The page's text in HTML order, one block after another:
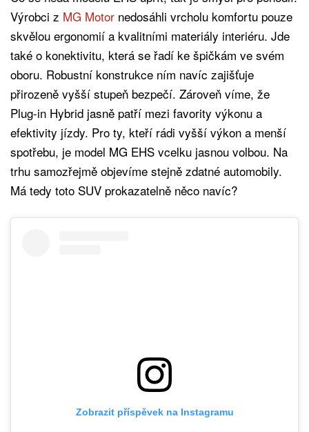
Výrobci z MG Motor nedosáhli vrcholu komfortu pouze
skvělou ergonomií a kvalitními materiály interiéru. Jde
také o konektivitu, která se řadí ke špičkám ve svém
oboru. Robustní konstrukce ním navíc zajišťuje
přirozeně vyšší stupeň bezpečí. Zároveň víme, že
Plug-in Hybrid jasně patří mezi favority výkonu a
efektivity jízdy. Pro ty, kteří rádi vyšší výkon a menší
spotřebu, je model MG EHS vcelku jasnou volbou. Na
trhu samozřejmě objevíme stejně zdatné automobily.
Má tedy toto SUV prokazatelně něco navíc?
Zobrazit příspěvek na Instagramu